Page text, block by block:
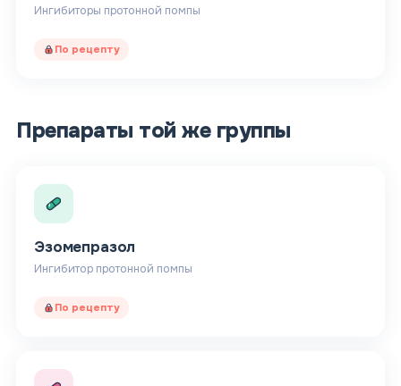
Ингибиторы протонной помпы
По рецепту
Препараты той же группы
Эзомепразол
Ингибитор протонной помпы
По рецепту